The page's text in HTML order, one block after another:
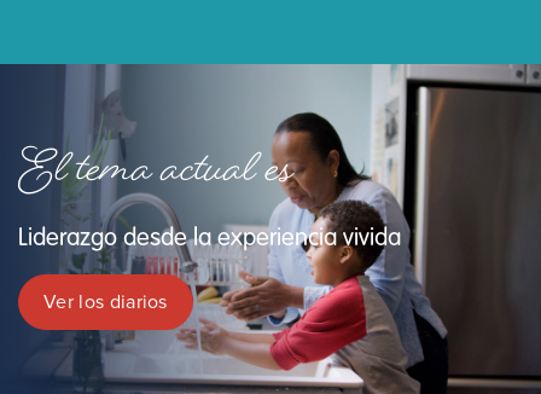
El tema actual es
Liderazgo desde la experiencia vivida
Ver los diarios